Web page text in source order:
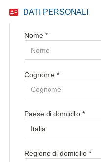
IT
DE
ES
PT
DATI PERSONALI
Nome *
Cognome *
Paese di domicilio *
Regione di domicilio *